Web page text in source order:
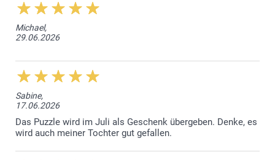
Michael,
29.06.2026
Sabine,
17.06.2026
Das Puzzle wird im Juli als Geschenk übergeben. Denke, es
wird auch meiner Tochter gut gefallen.